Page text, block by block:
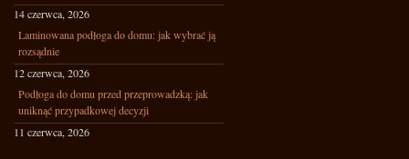
14 czerwca, 2026
Laminowana podłoga do domu: jak wybrać ją
rozsądnie
12 czerwca, 2026
Podłoga do domu przed przeprowadzką: jak
uniknąć przypadkowej decyzji
11 czerwca, 2026